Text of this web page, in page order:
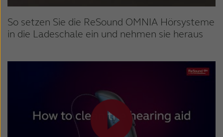
So setzen Sie die ReSound OMNIA Hörsysteme
in die Ladeschale ein und nehmen sie heraus